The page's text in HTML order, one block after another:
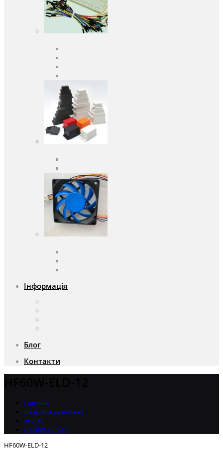
Інформація
Блог
Контакти
Головна
Джерела живлення
AC/DC
HF60W-ELD-12
HF60W-ELD-12